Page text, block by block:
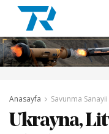
Anasayfa Savunma Sanayii
Ukrayna,